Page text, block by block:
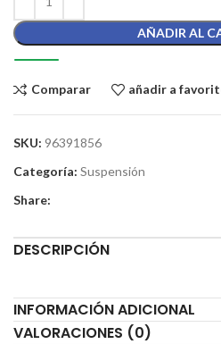
AÑADIR AL
Comparar añadir a
SKU: 96391856
Categoría: Suspensión
Share:
DESCRIPCIÓN
INFORMACIÓN ADICIONAL
VALORACIONES (0)